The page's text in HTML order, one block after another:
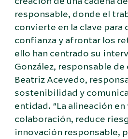
responsable, donde el
convierte en la clave para
confianza y afrontar los
ello han centrado su
González, responsable
Beatriz Acevedo,
sostenibilidad y
entidad. “La alineación
colaboración, reduce
innovación responsable,